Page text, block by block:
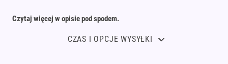
Czytaj więcej w opisie pod spodem.
CZAS I OPCJE WYSYŁKI